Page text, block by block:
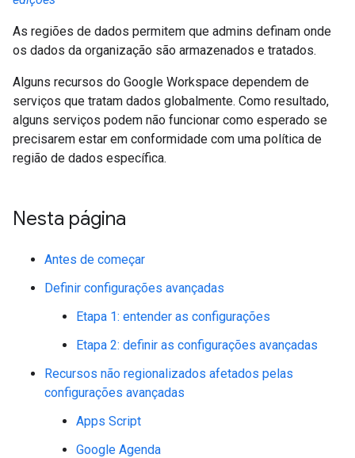
As regiões de dados permitem que admins definam onde
os dados da organização são armazenados e tratados.
Alguns recursos do Google Workspace dependem de
serviços que tratam dados globalmente. Como resultado,
alguns serviços podem não funcionar como esperado se
precisarem estar em conformidade com uma política de
região de dados específica.
Nesta página
Antes de começar
Definir configurações avançadas
Etapa 1: entender as configurações
Etapa 2: definir as configurações avançadas
Recursos não regionalizados afetados pelas
configurações avançadas
Apps Script
Google Agenda